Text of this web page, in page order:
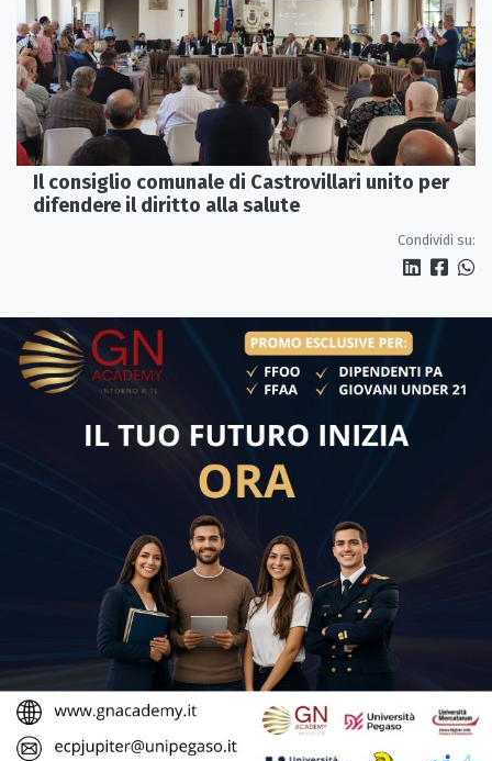
Il consiglio comunale di Castrovillari unito per
difendere il diritto alla salute
Condividi su: